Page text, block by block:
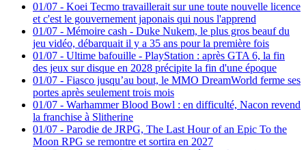
01/07 - Koei Tecmo travaillerait sur une toute nouvelle licence
et c'est le gouvernement japonais qui nous l'apprend
01/07 - Mémoire cash - Duke Nukem, le plus gros beauf du
jeu vidéo, débarquait il y a 35 ans pour la première fois
01/07 - Ultime bafouille - PlayStation : après GTA 6, la fin
des jeux sur disque en 2028 précipite la fin d'une époque
01/07 - Fiasco jusqu’au bout, le MMO DreamWorld ferme ses
portes après seulement trois mois
01/07 - Warhammer Blood Bowl : en difficulté, Nacon revend
la franchise à Slitherine
01/07 - Parodie de JRPG, The Last Hour of an Epic To the
Moon RPG se remontre et sortira en 2027